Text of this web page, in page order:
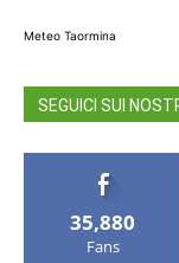
Meteo Taormina
SEGUICI SUI
35,880
Fans